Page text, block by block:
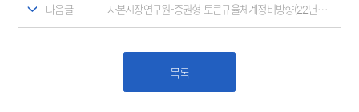
다음글 자본시장연구원-증권형 토큰규율체계정비방향(22년9월06발표)
목록